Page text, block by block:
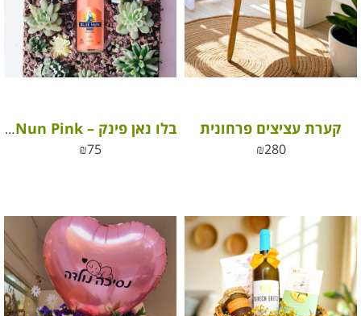
קערת עציצים פרחונית
₪280
בלו נאן פינק – Blue Nun Pink
₪75